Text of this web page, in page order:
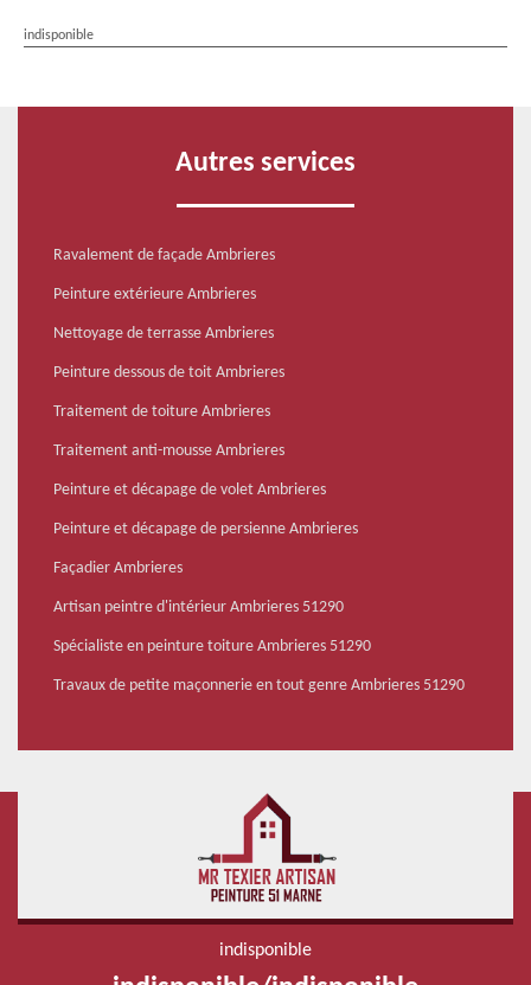
indisponible
Autres services
Ravalement de façade Ambrieres
Peinture extérieure Ambrieres
Nettoyage de terrasse Ambrieres
Peinture dessous de toit Ambrieres
Traitement de toiture Ambrieres
Traitement anti-mousse Ambrieres
Peinture et décapage de volet Ambrieres
Peinture et décapage de persienne Ambrieres
Façadier Ambrieres
Artisan peintre d'intérieur Ambrieres 51290
Spécialiste en peinture toiture Ambrieres 51290
Travaux de petite maçonnerie en tout genre Ambrieres 51290
indisponible